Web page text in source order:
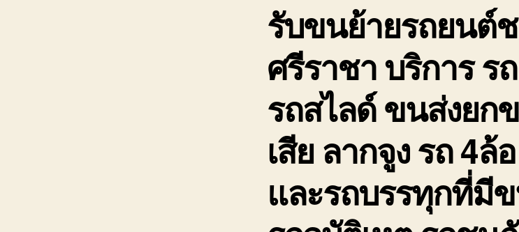
รับขนย้ายรถยนต์
ศรีราชา บริการ ร
รถสไลด์ ขนส่งยก
เสีย ลากจูง รถ 4ล้
และรถบรรทุกที่มี